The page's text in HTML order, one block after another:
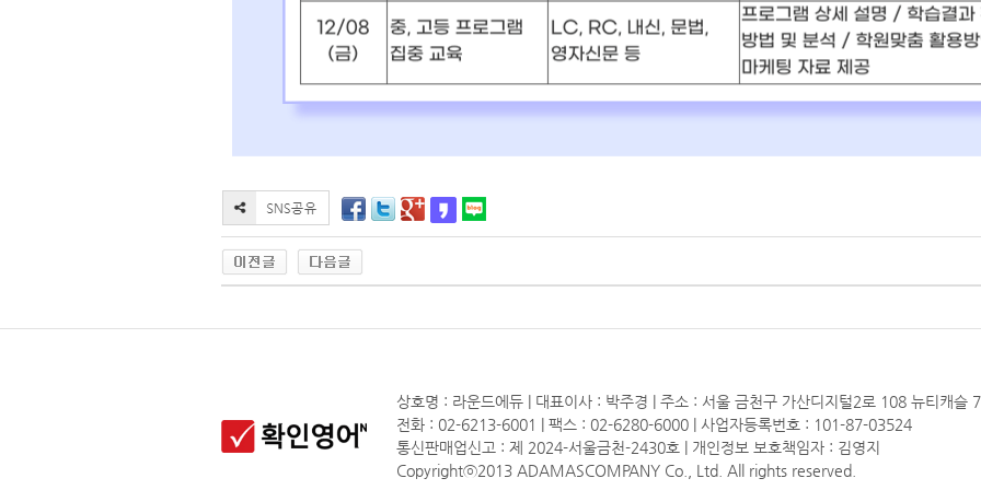
상호명 : 라운드에듀 | 대표이사 : 박주경 | 주소 : 서울 금천구 가산디지털2로 108 뉴티캐슬
전화 : 02-6213-6001 | 팩스 : 02-6280-6000 | 사업자등록번호 : 101-87-03524
통신판매업신고 : 제 2024-서울금천-2430호 | 개인정보 보호책임자 : 김영지
Copyrightⓒ2013 ADAMASCOMPANY Co., Ltd. All rights reserved.